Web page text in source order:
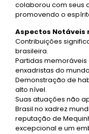
colaborou com seus
promovendo o
Aspectos Notáveis
Contribuições
brasileira.
Partidas
enxadristas do
Demonstração de
alto nível.
Suas atuações não
Brasil no xadrez
reputação de
excepcional e um